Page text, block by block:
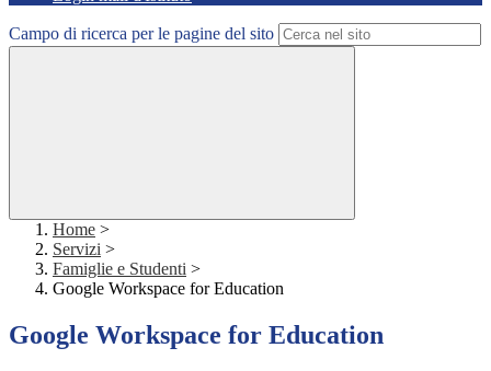
Campo di ricerca per le pagine del sito
Home >
Servizi >
Famiglie e Studenti >
Google Workspace for Education
Google Workspace for Education